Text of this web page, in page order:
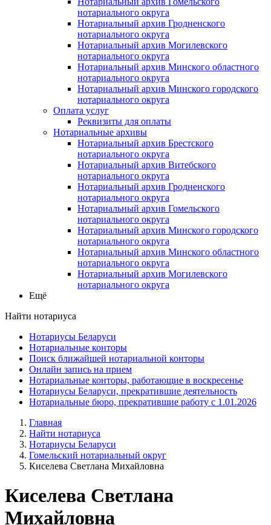
нотариального округа
Нотариальный архив Гродненского
нотариального округа
Нотариальный архив Могилевского
нотариального округа
Нотариальный архив Минского областного
нотариального округа
Нотариальный архив Минского городского
нотариального округа
Оплата услуг
Реквизиты для оплаты
Нотариальные архивы
Нотариальный архив Брестского
нотариального округа
Нотариальный архив Витебского
нотариального округа
Нотариальный архив Гродненского
нотариального округа
Нотариальный архив Гомельского
нотариального округа
Нотариальный архив Минского городского
нотариального округа
Нотариальный архив Минского областного
нотариального округа
Нотариальный архив Могилевского
нотариального округа
Ещё
Найти нотариуса
Нотариусы Беларуси
Нотариальные конторы
Поиск ближайшей нотариальной конторы
Онлайн запись на прием
Нотариальные конторы, работающие в воскресенье
Нотариусы Беларуси, прекратившие деятельность
Нотариальные бюро, прекратившие работу с 1.01.2026
Главная
Найти нотариуса
Нотариусы Беларуси
Гомельский нотариальный округ
Киселева Светлана Михайловна
Киселева Светлана
Михайловна